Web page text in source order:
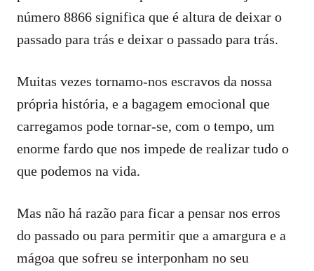
número 8866 significa que é altura de deixar o
passado para trás e deixar o passado para trás.
Muitas vezes tornamo-nos escravos da nossa
própria história, e a bagagem emocional que
carregamos pode tornar-se, com o tempo, um
enorme fardo que nos impede de realizar tudo o
que podemos na vida.
Mas não há razão para ficar a pensar nos erros
do passado ou para permitir que a amargura e a
mágoa que sofreu se interponham no seu